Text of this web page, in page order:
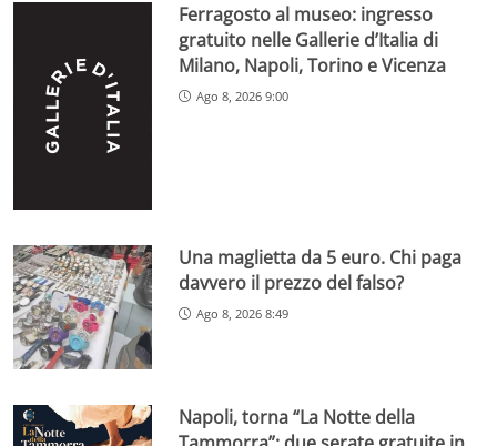
Ferragosto al museo: ingresso
gratuito nelle Gallerie d’Italia di
Milano, Napoli, Torino e Vicenza
Ago 8, 2026 9:00
Una maglietta da 5 euro. Chi paga
davvero il prezzo del falso?
Ago 8, 2026 8:49
Napoli, torna “La Notte della